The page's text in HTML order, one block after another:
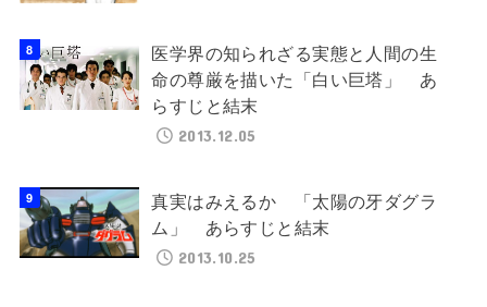
医学界の知られざる実態と人間の生
命の尊厳を描いた「白い巨塔」 あ
らすじと結末
2013.12.05
真実はみえるか 「太陽の牙ダグラ
ム」 あらすじと結末
2013.10.25